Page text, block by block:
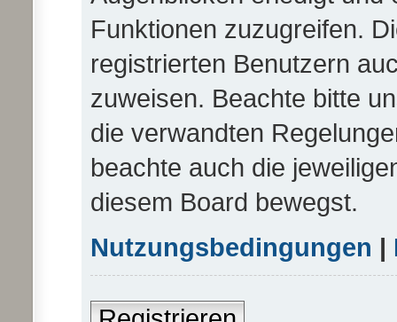
Funktionen zuzugreifen.
registrierten Benutzern
zuweisen. Beachte bitte
die verwandten
beachte auch die
diesem Board bewegst.
Nutzungsbedingungen |